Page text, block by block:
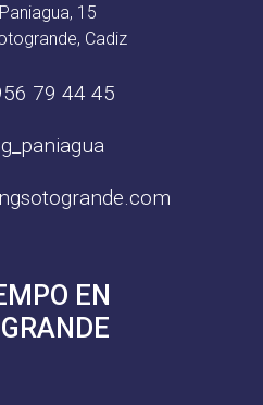
15
Cadiz
79 44 45
EN